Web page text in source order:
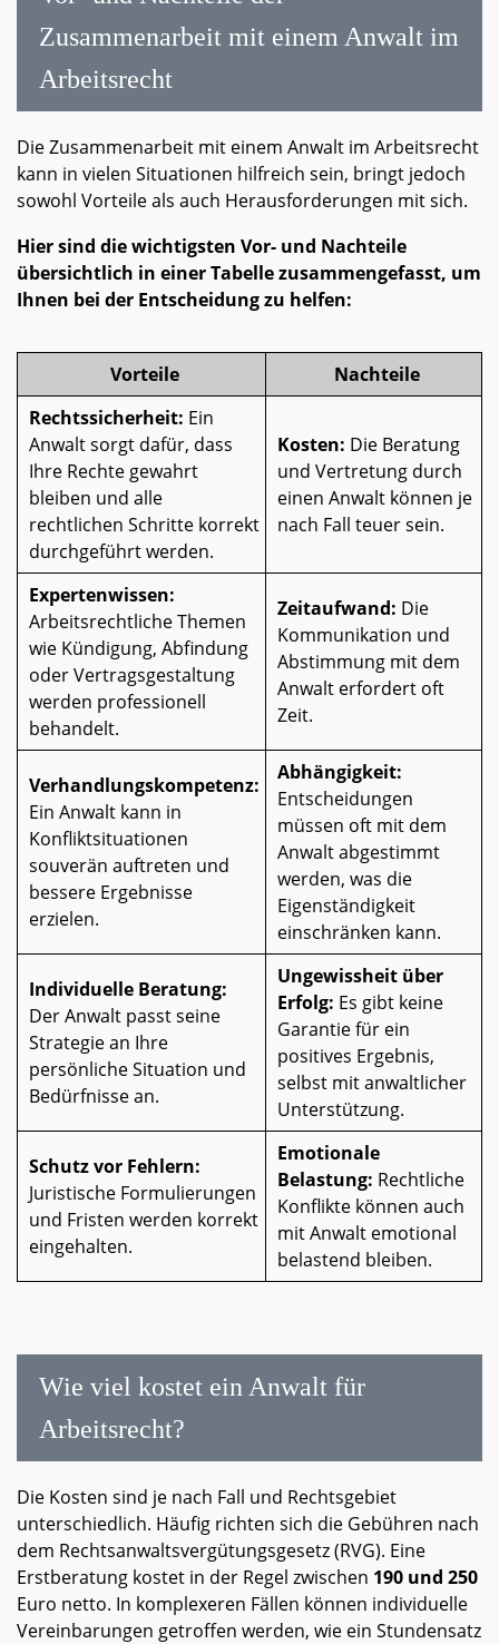
Zusammenarbeit mit einem Anwalt im
Arbeitsrecht
Die Zusammenarbeit mit einem Anwalt im Arbeitsrecht
kann in vielen Situationen hilfreich sein, bringt jedoch
sowohl Vorteile als auch Herausforderungen mit sich.
Hier sind die wichtigsten Vor- und Nachteile
übersichtlich in einer Tabelle zusammengefasst, um
Ihnen bei der Entscheidung zu helfen:
Vorteile
Nachteile
Rechtssicherheit: Ein
Anwalt sorgt dafür, dass
Ihre Rechte gewahrt
bleiben und alle
rechtlichen Schritte korrekt
durchgeführt werden.
Kosten: Die Beratung
und Vertretung durch
einen Anwalt können je
nach Fall teuer sein.
Expertenwissen:
Arbeitsrechtliche Themen
wie Kündigung, Abfindung
oder Vertragsgestaltung
werden professionell
behandelt.
Zeitaufwand: Die
Kommunikation und
Abstimmung mit dem
Anwalt erfordert oft
Zeit.
Verhandlungskompetenz:
Ein Anwalt kann in
Konfliktsituationen
souverän auftreten und
bessere Ergebnisse
erzielen.
Abhängigkeit:
Entscheidungen
müssen oft mit dem
Anwalt abgestimmt
werden, was die
Eigenständigkeit
einschränken kann.
Individuelle Beratung:
Der Anwalt passt seine
Strategie an Ihre
persönliche Situation und
Bedürfnisse an.
Ungewissheit über
Erfolg: Es gibt keine
Garantie für ein
positives Ergebnis,
selbst mit anwaltlicher
Unterstützung.
Schutz vor Fehlern:
Juristische Formulierungen
und Fristen werden korrekt
eingehalten.
Emotionale
Belastung: Rechtliche
Konflikte können auch
mit Anwalt emotional
belastend bleiben.
Wie viel kostet ein Anwalt für
Arbeitsrecht?
Die Kosten sind je nach Fall und Rechtsgebiet
unterschiedlich. Häufig richten sich die Gebühren nach
dem Rechtsanwaltsvergütungsgesetz (RVG). Eine
Erstberatung kostet in der Regel zwischen 190 und 250
Euro netto. In komplexeren Fällen können individuelle
Vereinbarungen getroffen werden, wie ein Stundensatz